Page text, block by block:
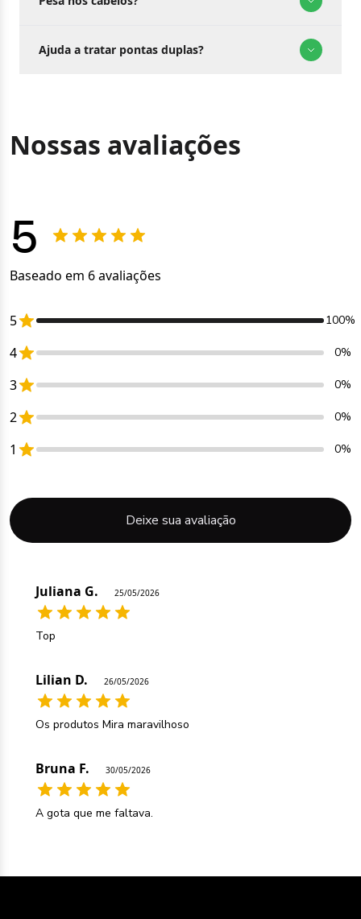
Ajuda a tratar pontas duplas?
Nossas avaliações
5
Baseado em 6 avaliações
5 100%
4 0%
3 0%
2 0%
1 0%
Deixe sua avaliação
Juliana G. 25/05/2026
Top
Lilian D. 26/05/2026
Os produtos Mira maravilhoso
Bruna F. 30/05/2026
A gota que me faltava.